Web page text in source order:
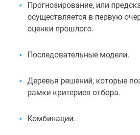
Прогнозирование, или
осуществляется в первую
оценки прошлого.
Последовательные модели.
Деревья решений, которые
рамки критериев отбора.
Комбинации.